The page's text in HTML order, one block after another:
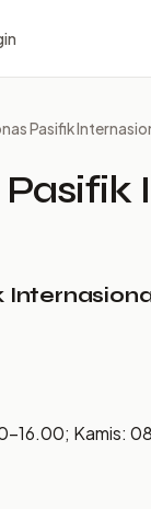
Pasifik
Kamis: